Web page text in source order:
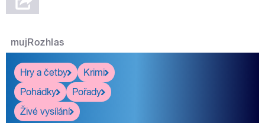
mujRozhlas
Hry a četby
Krimi
Pohádky
Pořady
Živé vysílání